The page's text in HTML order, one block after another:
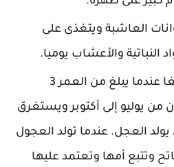
العاشبة ويتغذى على
يعتبر الجاموس بالغا عندما يبلغ من العمر 3
من يوليو إلى أكتوبر ويستغرق
العجل. عندما تولد العجول
وتتبع أمها وتعتمد عليها